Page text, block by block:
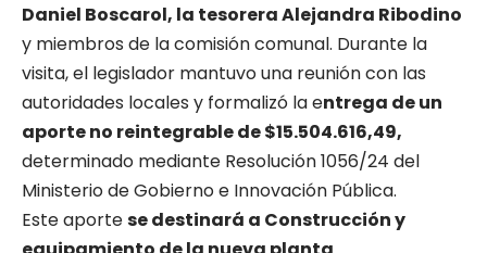
Daniel Boscarol, la tesorera Alejandra Ribodino
y miembros de la comisión comunal. Durante la
visita, el legislador mantuvo una reunión con las
autoridades locales y formalizó la entrega de un
aporte no reintegrable de $15.504.616,49,
determinado mediante Resolución 1056/24 del
Ministerio de Gobierno e Innovación Pública.
Este aportese destinará a Construcción y